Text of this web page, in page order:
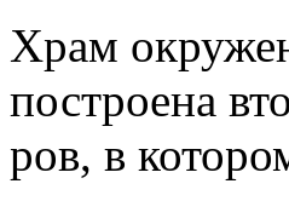
Храм
построена
ров, в